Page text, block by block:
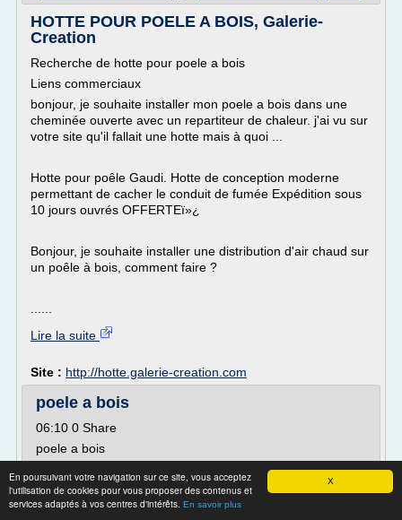
X
En poursuivant votre navigation sur ce site, vous acceptez
l'utilisation de cookies pour vous proposer des contenus et
services adaptés à vos centres d'intérêts. En savoir plus
HOTTE POUR POELE A BOIS, Galerie-
Creation
Recherche de hotte pour poele a bois
Liens commerciaux
bonjour, je souhaite installer mon poele a bois dans une
cheminée ouverte avec un repartiteur de chaleur. j'ai vu sur
votre site qu'il fallait une hotte mais à quoi ...
Hotte pour poêle Gaudi. Hotte de conception moderne
permettant de cacher le conduit de fumée Expédition sous
10 jours ouvrés OFFERTEï»¿
Bonjour, je souhaite installer une distribution d'air chaud sur
un poêle à bois, comment faire ?
Lire la suite
Site : http://hotte.galerie-creation.com
poele a bois
06:10 0 Share
poele a bois
Poêle à bois Godin, Cuisinière, Foyer, Insert, Le
catalogue Godin avec prix.Le poêle à granulé est pratique
si vous n'avez pas la place de stocker du bois. En